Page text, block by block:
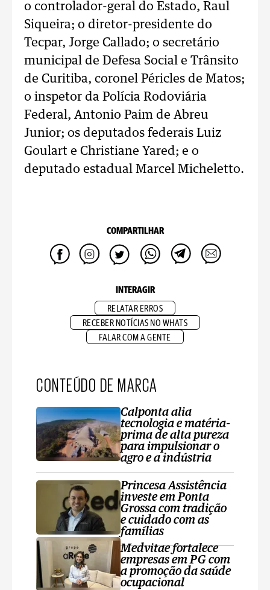
o controlador-geral do Estado, Raul
Siqueira; o diretor-presidente do
Tecpar, Jorge Callado; o secretário
municipal de Defesa Social e Trânsito
de Curitiba, coronel Péricles de Matos;
o inspetor da Polícia Rodoviária
Federal, Antonio Paim de Abreu
Junior; os deputados federais Luiz
Goulart e Christiane Yared; e o
deputado estadual Marcel Micheletto.
COMPARTILHAR
INTERAGIR
RELATAR ERROS
RECEBER NOTÍCIAS NO WHATS
FALAR COM A GENTE
CONTEÚDO DE MARCA
Calponta alia
tecnologia e matéria-
prima de alta pureza
para impulsionar o
agro e a indústria
Princesa Assistência
investe em Ponta
Grossa com tradição
e cuidado com as
famílias
Medvitae fortalece
empresas em PG com
a promoção da saúde
ocupacional